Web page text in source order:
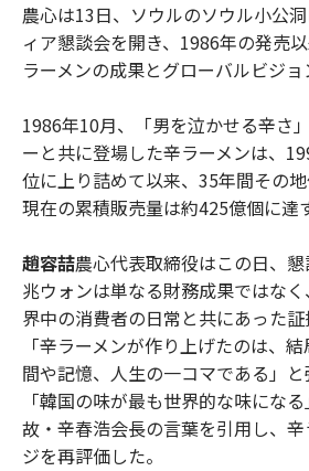
農心は13日、ソウルのソウル小公
ィア懇談会を開き、1986年の発売
ラーメンの成果とグローバルビジョ
1986年10月、「男を泣かせる辛さ
ーと共に登場した辛ラーメンは、
位に上り詰めて以来、35年間その地
現在の累積販売量は約425億個に達
趙容喆農心代表取締役はこの日、
兆ウォンは単なる財務成果ではな
界中の消費者の日常と共にあった証
「辛ラーメンが作り上げたのは、
間や記憶、人生の一コマである」
「韓国の味が最も世界的な味にな
故・辛春浩会長の言葉を引用し、
ジを再評価した。